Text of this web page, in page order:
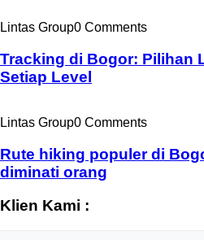
Lintas Group0 Comments
Tracking di Bogor: Pilihan
Setiap Level
Lintas Group0 Comments
Rute hiking populer di
diminati orang
Klien Kami :